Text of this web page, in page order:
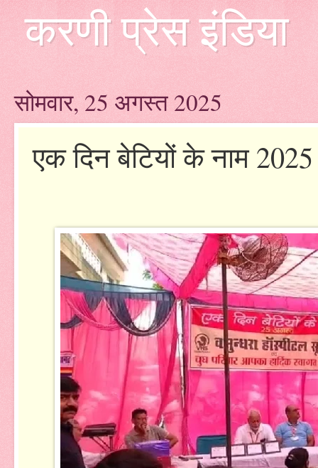
करणी प्रेस इंडिया
सोमवार, 25 अगस्त 2025
एक दिन बेटियों के नाम